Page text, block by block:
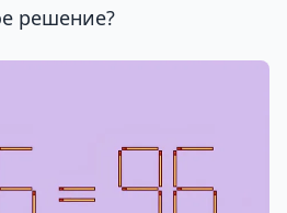
решение?